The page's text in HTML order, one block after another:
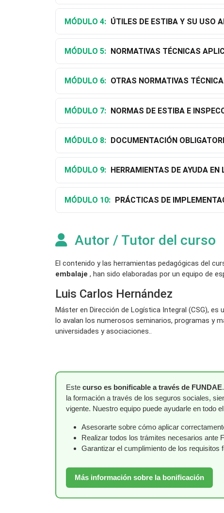
MÓDULO 4: ÚTILES DE ESTIBA Y SU USO
MÓDULO 5: NORMATIVAS TÉCNICAS
MÓDULO 6: OTRAS NORMATIVAS
MÓDULO 7: NORMAS DE ESTIBA E
MÓDULO 8: DOCUMENTACIÓN
MÓDULO 9: HERRAMIENTAS DE AYUDA EN
MÓDULO 10: PRÁCTICAS DE
Autor / Tutor del curso
El contenido y las herramientas pedagógicas del
embalaje , han sido elaboradas por un equipo de
Luis Carlos Hernández
Máster en Dirección de Logística Integral (CSG),
lo avalan los numerosos seminarios, programas y
universidades y asociaciones..
Este curso es bonificable a través de FUNDAE
la formación a través de los seguros sociales,
vigente. Nuestro equipo puede ayudarle en todo
Asesorarte sobre cómo aplicar
Realizar todos los trámites necesarios ante
Garantizar el cumplimiento de los requisitos
Más información sobre la bonificación